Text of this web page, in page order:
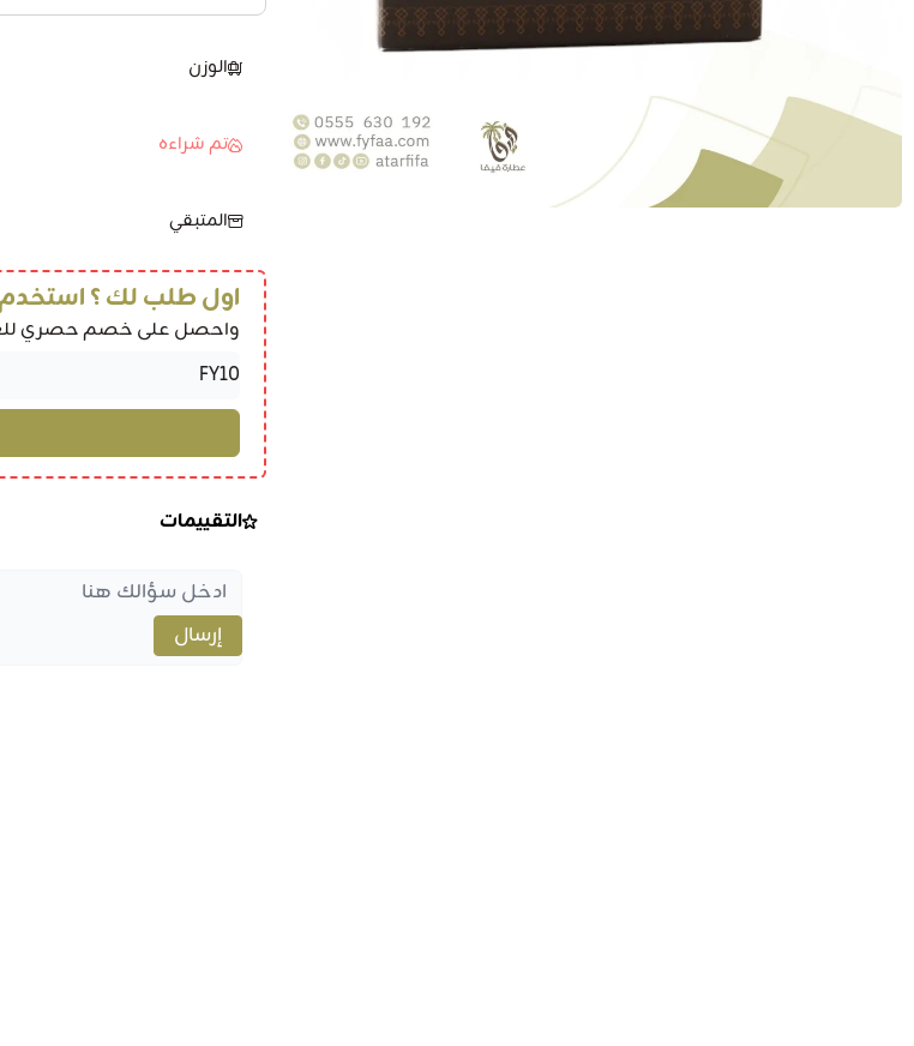
الوزن
تم شراءه
المتبقي
اول طلب لك ؟
واحصل على خصم حصري
التقييمات
إرسال